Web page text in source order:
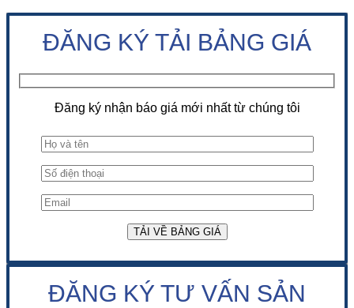
ĐĂNG KÝ TẢI BẢNG GIÁ
Đăng ký nhận báo giá mới nhất từ chúng tôi
ĐĂNG KÝ TƯ VẤN SẢN